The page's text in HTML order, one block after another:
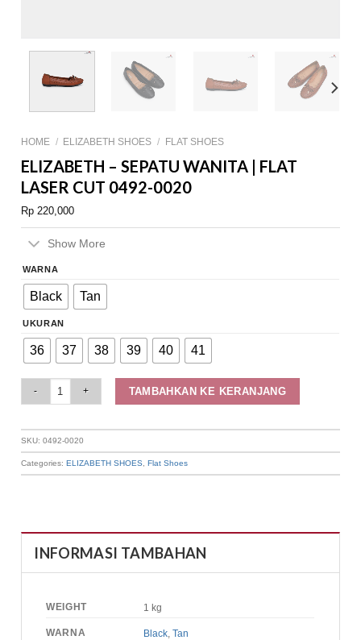
HOME / ELIZABETH SHOES / FLAT SHOES
ELIZABETH – SEPATU WANITA | FLAT
LASER CUT 0492-0020
Rp 220,000
Show More
WARNA
Black Tan
UKURAN
36 37 38 39 40 41
TAMBAHKAN KE KERANJANG
SKU:0492-0020
Categories:ELIZABETH SHOES ,Flat Shoes
INFORMASI TAMBAHAN
WEIGHT 1 kg
WARNA Black ,Tan